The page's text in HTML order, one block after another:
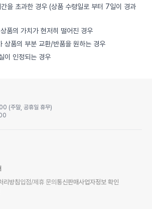
을 초과한 경우 (상품 수령일로 부터 7일이 경과
품의 가치가 현저히 떨어진 경우
상품의 부분 교환/반품을 원하는 경우
이 인정되는 경우
(주말, 공휴일 휴무)
리방침입점/제휴 문의통신판매사업자정보 확인